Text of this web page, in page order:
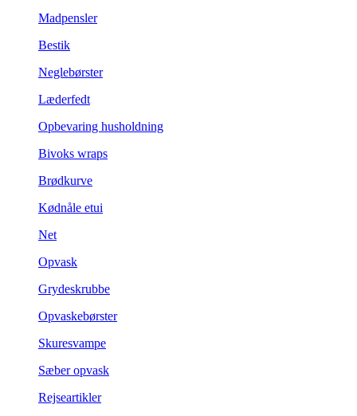
Madpensler
Bestik
Neglebørster
Læderfedt
Opbevaring husholdning
Bivoks wraps
Brødkurve
Kødnåle etui
Net
Opvask
Grydeskrubbe
Opvaskebørster
Skuresvampe
Sæber opvask
Rejseartikler